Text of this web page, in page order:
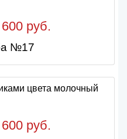
руб.
№17
руб.